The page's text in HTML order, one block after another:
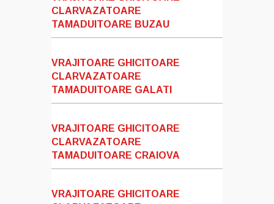
CLARVAZATOARE
TAMADUITOARE BUZAU
VRAJITOARE GHICITOARE
CLARVAZATOARE
TAMADUITOARE GALATI
VRAJITOARE GHICITOARE
CLARVAZATOARE
TAMADUITOARE CRAIOVA
VRAJITOARE GHICITOARE